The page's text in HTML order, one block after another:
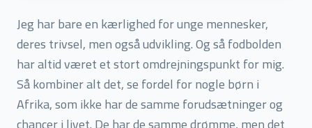
Jeg har bare en kærlighed for unge mennesker,
deres trivsel, men også udvikling. Og så fodbolden
har altid været et stort omdrejningspunkt for mig.
Så kombiner alt det, se fordel for nogle børn i
Afrika, som ikke har de samme forudsætninger og